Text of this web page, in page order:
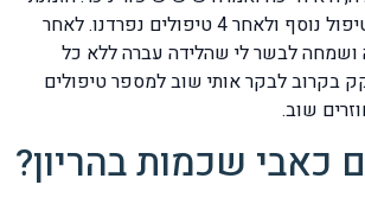
אותה לאחר שבוע לטיפול נוסף ולאחר 4 טיפולים נפרדנו. לאחר
ושמחה לבשר לי שהלידה עברה ללא כל
בקרוב לבקר אותי שוב למספר טיפולים
שוב.
כאבי שכמות בהריון?